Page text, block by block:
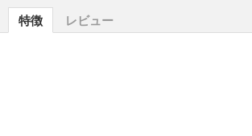
特徴 レビュー